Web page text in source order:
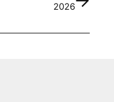
2026